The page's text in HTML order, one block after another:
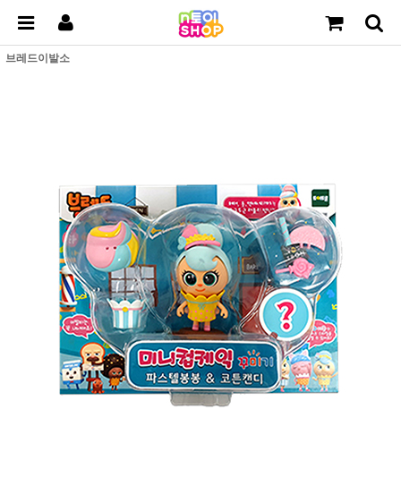
브레드이발소